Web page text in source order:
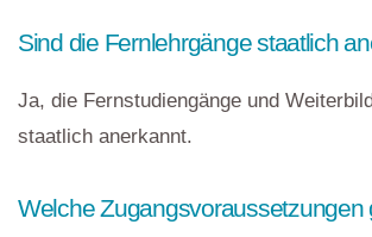
Sind die Fernlehrgänge staatlich
Ja, die Fernstudiengänge und
staatlich anerkannt.
Welche Zugangsvoraussetzungen